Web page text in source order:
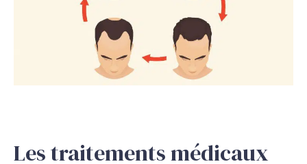
Les traitements médicaux